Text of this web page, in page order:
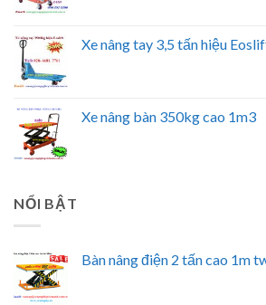
Xe nâng tay 3,5 tấn hiệu
Xe nâng bàn 350kg cao 1m3
NỔI BẬT
Bàn nâng điện 2 tấn cao 1m